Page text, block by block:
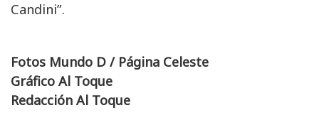
Candini”.
Fotos Mundo D / Página Celeste
Gráfico Al Toque
Redacción Al Toque